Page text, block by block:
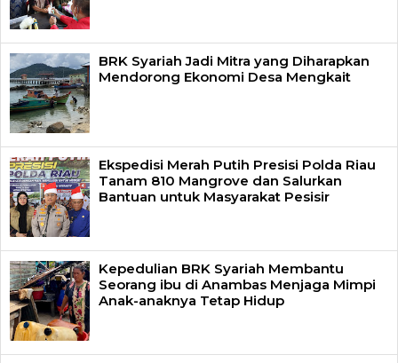
BRK Syariah Jadi Mitra yang Diharapkan
Mendorong Ekonomi Desa Mengkait
Ekspedisi Merah Putih Presisi Polda Riau
Tanam 810 Mangrove dan Salurkan
Bantuan untuk Masyarakat Pesisir
Kepedulian BRK Syariah Membantu
Seorang ibu di Anambas Menjaga Mimpi
Anak-anaknya Tetap Hidup